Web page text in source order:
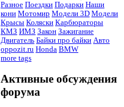
Разное Поездки Подарки Наши
кони Мотомир Модели 3D Модели
Крысы Коляски Карбюраторы
КМЗ ИМЗ Закон Зажигание
Двигатель Байки про байки Авто
oppozit.ru Honda BMW
more tags
Активные обсуждения
форума